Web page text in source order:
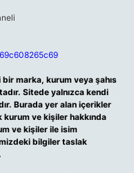
marka, kurum veya şahıs
Sitede yalnızca kendi
Burada yer alan içerikler
ve kişiler hakkında
ve kişiler ile isim
bilgiler taslak